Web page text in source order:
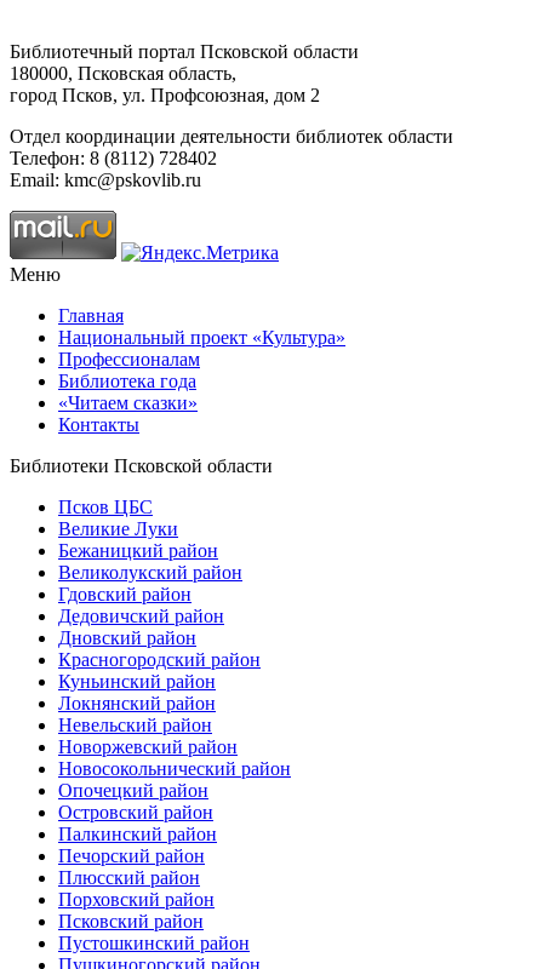
Библиотечный портал Псковской области
180000, Псковская область,
город Псков, ул. Профсоюзная, дом 2
Отдел координации деятельности библиотек области
Телефон: 8 (8112) 728402
Email: kmc@pskovlib.ru
Меню
Главная
Национальный проект «Культура»
Профессионалам
Библиотека года
«Читаем сказки»
Контакты
Библиотеки Псковской области
Псков ЦБС
Великие Луки
Бежаницкий район
Великолукский район
Гдовский район
Дедовичский район
Дновский район
Красногородский район
Куньинский район
Локнянский район
Невельский район
Новоржевский район
Новосокольнический район
Опочецкий район
Островский район
Палкинский район
Печорский район
Плюсский район
Порховский район
Псковский район
Пустошкинский район
Пушкиногорский район